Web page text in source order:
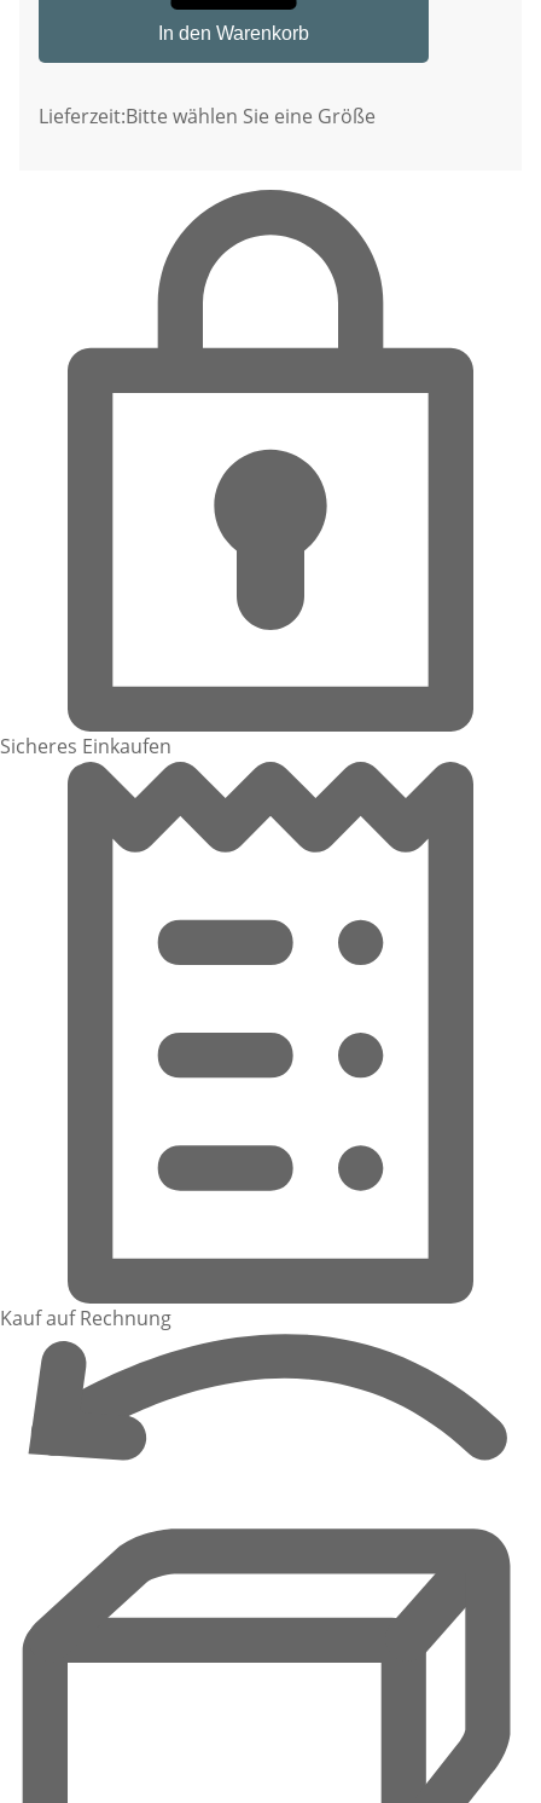
In den Warenkorb
Lieferzeit:Bitte wählen Sie eine Größe
Sicheres Einkaufen
Kauf auf Rechnung